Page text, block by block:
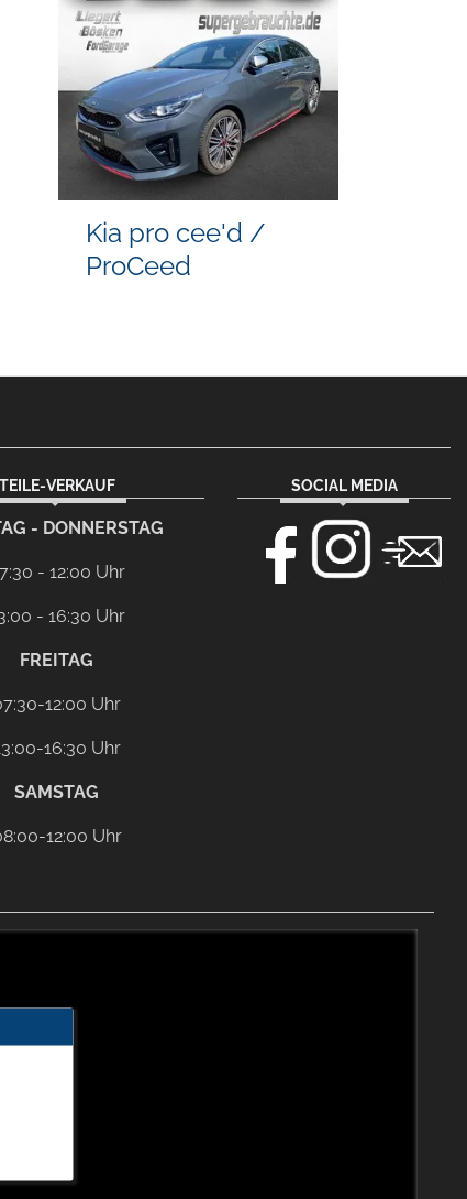
Kia pro cee'd /
ProCeed
TEILE-VERKAUF
- DONNERSTAG
- 12:00 Uhr
- 16:30 Uhr
FREITAG
12:00 Uhr
16:30 Uhr
SAMSTAG
12:00 Uhr
SOCIAL MEDIA